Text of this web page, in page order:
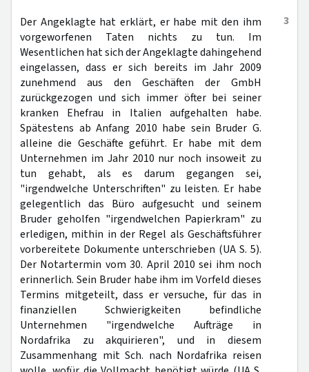
3
Der Angeklagte hat erklärt, er habe mit den ihm
vorgeworfenen Taten nichts zu tun. Im
Wesentlichen hat sich der Angeklagte dahingehend
eingelassen, dass er sich bereits im Jahr 2009
zunehmend aus den Geschäften der GmbH
zurückgezogen und sich immer öfter bei seiner
kranken Ehefrau in Italien aufgehalten habe.
Spätestens ab Anfang 2010 habe sein Bruder G.
alleine die Geschäfte geführt. Er habe mit dem
Unternehmen im Jahr 2010 nur noch insoweit zu
tun gehabt, als es darum gegangen sei,
"irgendwelche Unterschriften" zu leisten. Er habe
gelegentlich das Büro aufgesucht und seinem
Bruder geholfen "irgendwelchen Papierkram" zu
erledigen, mithin in der Regel als Geschäftsführer
vorbereitete Dokumente unterschrieben (UA S. 5).
Der Notartermin vom 30. April 2010 sei ihm noch
erinnerlich. Sein Bruder habe ihm im Vorfeld dieses
Termins mitgeteilt, dass er versuche, für das in
finanziellen Schwierigkeiten befindliche
Unternehmen "irgendwelche Aufträge in
Nordafrika zu akquirieren", und in diesem
Zusammenhang mit Sch. nach Nordafrika reisen